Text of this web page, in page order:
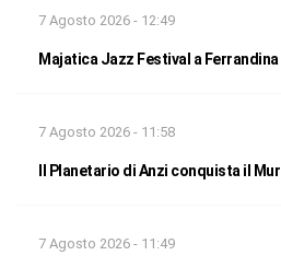
7 Agosto 2026 - 12:49
Majatica Jazz Festival a Ferrandina
7 Agosto 2026 - 11:58
Il Planetario di Anzi conquista il Mur
7 Agosto 2026 - 11:49